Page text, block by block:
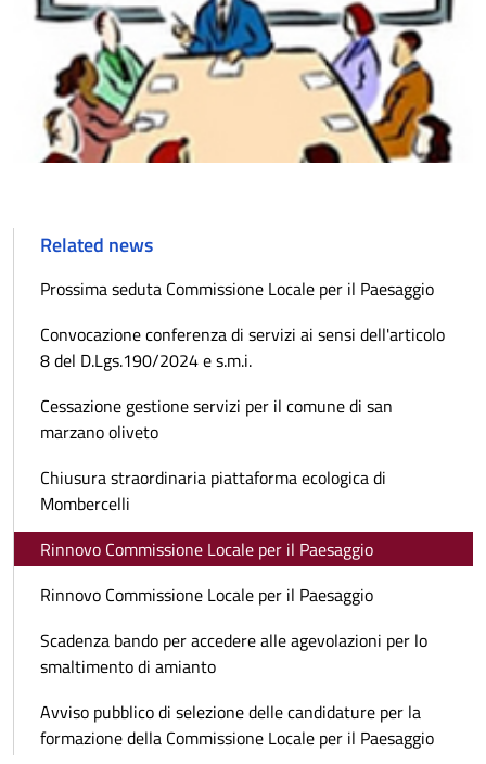
Related news
Prossima seduta Commissione Locale per il Paesaggio
Convocazione conferenza di servizi ai sensi dell'articolo
8 del D.Lgs.190/2024 e s.m.i.
Cessazione gestione servizi per il comune di san
marzano oliveto
Chiusura straordinaria piattaforma ecologica di
Mombercelli
Rinnovo Commissione Locale per il Paesaggio
Rinnovo Commissione Locale per il Paesaggio
Scadenza bando per accedere alle agevolazioni per lo
smaltimento di amianto
Avviso pubblico di selezione delle candidature per la
formazione della Commissione Locale per il Paesaggio